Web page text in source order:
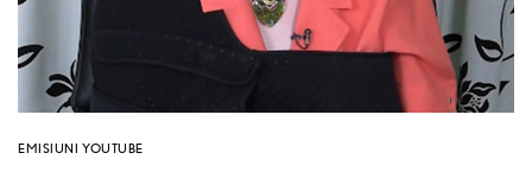
EMISIUNI YOUTUBE